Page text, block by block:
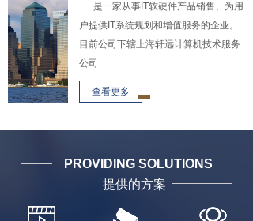
是一家从事IT软硬件产品销售、为用
户提供IT系统规划和增值服务的企业。
目前公司下辖上海轩远计算机技术服务
公司......
查看更多
PROVIDING SOLUTIONS
提供的方案